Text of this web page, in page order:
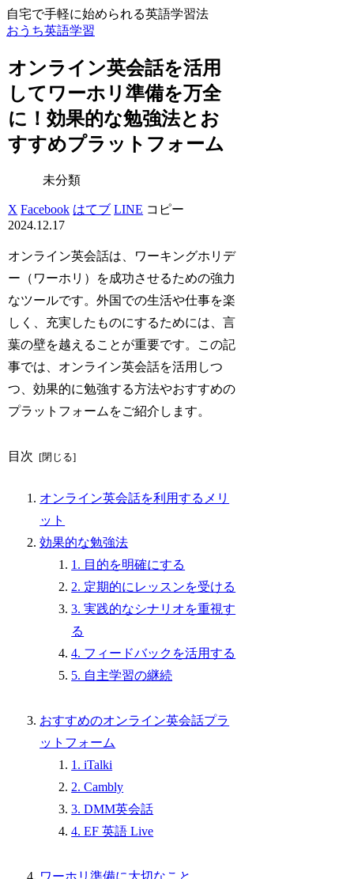
自宅で手軽に始められる英語学習法
おうち英語学習
オンライン英会話を活用
してワーホリ準備を万全
に！効果的な勉強法とお
すすめプラットフォーム
未分類
X Facebook はてブ LINE コピー
2024.12.17
オンライン英会話は、ワーキングホリデ
ー（ワーホリ）を成功させるための強力
なツールです。外国での生活や仕事を楽
しく、充実したものにするためには、言
葉の壁を越えることが重要です。この記
事では、オンライン英会話を活用しつ
つ、効果的に勉強する方法やおすすめの
プラットフォームをご紹介します。
目次
オンライン英会話を利用するメリ
ット
効果的な勉強法
1. 目的を明確にする
2. 定期的にレッスンを受ける
3. 実践的なシナリオを重視す
る
4. フィードバックを活用する
5. 自主学習の継続
おすすめのオンライン英会話プラ
ットフォーム
1. iTalki
2. Cambly
3. DMM英会話
4. EF 英語 Live
ワーホリ準備に大切なこと